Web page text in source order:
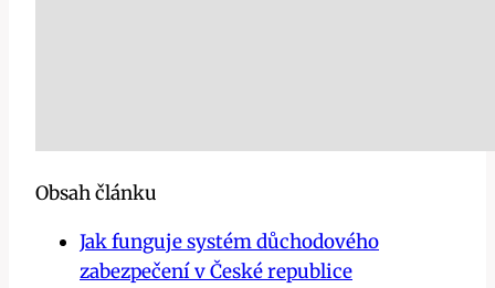
Obsah článku
Jak funguje systém důchodového
zabezpečení v České republice